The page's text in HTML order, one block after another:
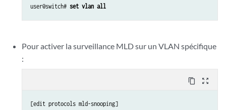
user@switch# set vlan all
Pour activer la surveillance MLD sur un VLAN spécifique
:
content_copy zoom_out_map
[edit protocols mld-snooping]